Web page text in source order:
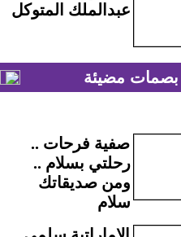
عبدالملك المتوكل
بصمات مضيئة
صفية فرحات ..
رحلتي بسلام ..
ومن صديقاتك
سلام